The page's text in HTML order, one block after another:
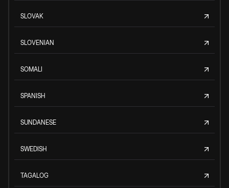
SLOVAK
SLOVENIAN
SOMALI
SPANISH
SUNDANESE
SWEDISH
TAGALOG